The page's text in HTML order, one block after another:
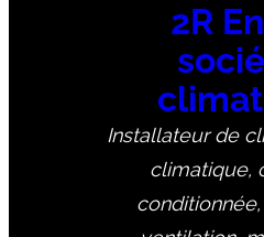
2R
Installateur de
climatique,